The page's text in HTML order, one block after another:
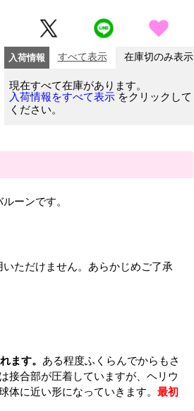
入荷情報 すべて表示 在庫切のみ表示
現在すべて在庫があります。
入荷情報をすべて表示 をクリックして
ください。
ーンです。
ただけません。あらかじめご了承
ます。 ある程度ふくらんでからもさ
接合部が圧着していますが、ヘリウ
に近い形になっていきます。 最初